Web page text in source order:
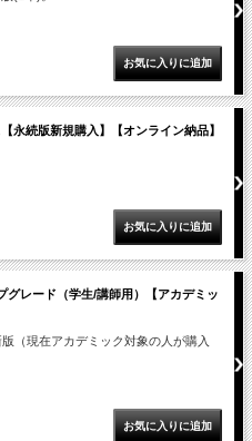
続版新規購入】【オンライン納品】
レード（学生/講師用）【アカデミッ
（現在アカデミック対象の人が購入